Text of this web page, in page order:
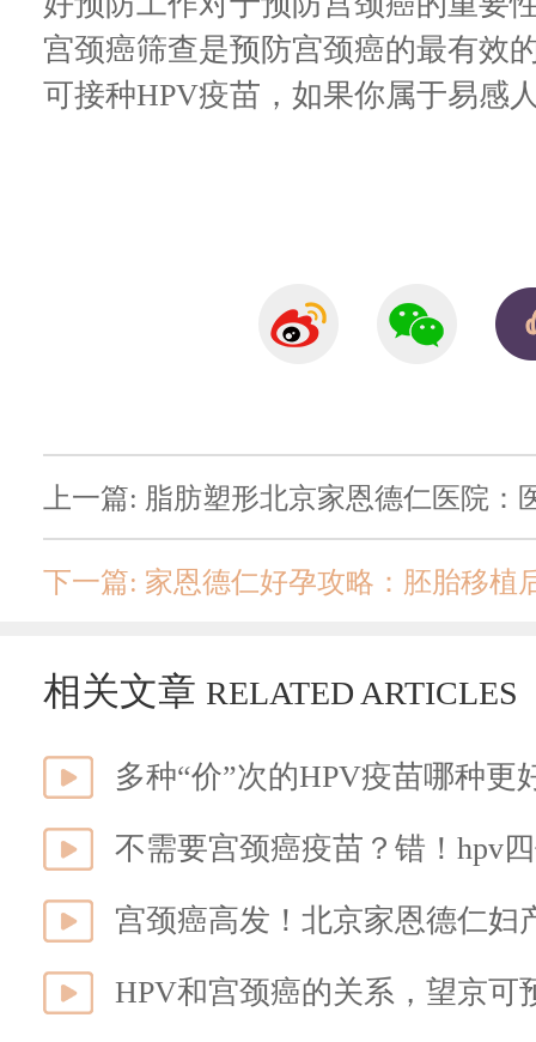
宫颈癌筛查是预防宫颈癌的最有效
可接种HPV疫苗，如果你属于易感
上一篇: 脂肪塑形北京家恩德仁医院：
下一篇: 家恩德仁好孕攻略：胚胎移植
相关文章 RELATED ARTICLES
多种“价”次的HPV疫苗哪种
不需要宫颈癌疫苗？错！hpv
宫颈癌高发！北京家恩德仁妇
HPV和宫颈癌的关系，望京可